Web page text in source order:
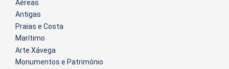
Aéreas
Antigas
Praias e Costa
Marítimo
Arte Xávega
Monumentos e Património